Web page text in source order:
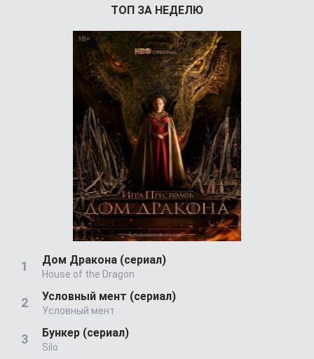
ТОП ЗА НЕДЕЛЮ
Дом Дракона (сериал)
House of the Dragon
Условный мент (сериал)
Условный мент
Бункер (сериал)
Silo